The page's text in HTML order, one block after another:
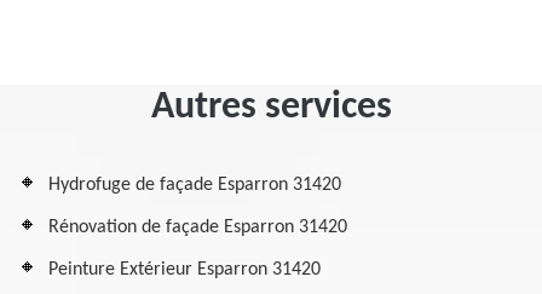
Autres services
Hydrofuge de façade Esparron 31420
Rénovation de façade Esparron 31420
Peinture Extérieur Esparron 31420